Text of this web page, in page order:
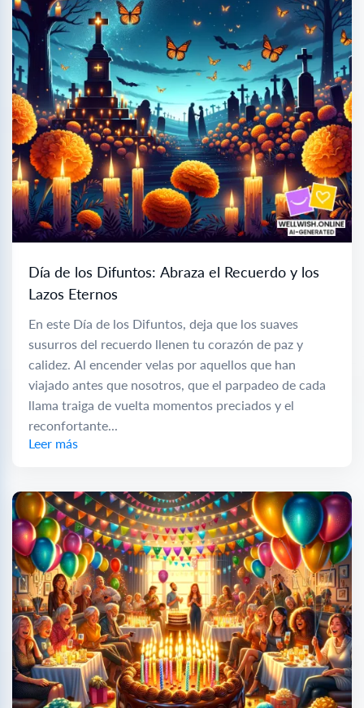
Día de los Difuntos: Abraza el Recuerdo y los
Lazos Eternos
En este Día de los Difuntos, deja que los suaves
susurros del recuerdo llenen tu corazón de paz y
calidez. Al encender velas por aquellos que han
viajado antes que nosotros, que el parpadeo de cada
llama traiga de vuelta momentos preciados y el
reconfortante...
Leer más